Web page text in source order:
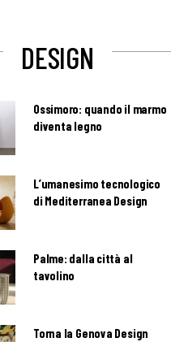
DESIGN
Ossimoro: quando il marmo
diventa legno
L’umanesimo tecnologico
di Mediterranea Design
Palme: dalla città al
tavolino
Torna la Genova Design